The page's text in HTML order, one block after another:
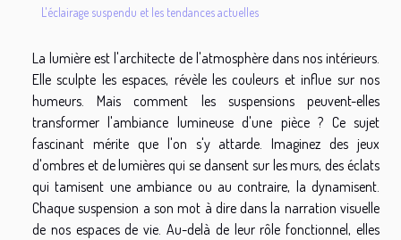
L'éclairage suspendu et les tendances actuelles
La lumière est l'architecte de l'atmosphère dans nos intérieurs.
Elle sculpte les espaces, révèle les couleurs et influe sur nos
humeurs. Mais comment les suspensions peuvent-elles
transformer l'ambiance lumineuse d'une pièce ? Ce sujet
fascinant mérite que l'on s'y attarde. Imaginez des jeux
d'ombres et de lumières qui se dansent sur les murs, des éclats
qui tamisent une ambiance ou au contraire, la dynamisent.
Chaque suspension a son mot à dire dans la narration visuelle
de nos espaces de vie. Au-delà de leur rôle fonctionnel, elles